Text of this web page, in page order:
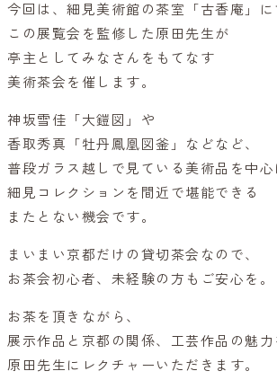
今回は、細見美術館の茶室「古香庵」に
この展覧会を監修した原田先生が
亭主としてみなさんをもてなす
美術茶会を催します。
神坂雪佳「大鎧図」や
香取秀真「牡丹鳳凰図釜」などなど、
普段ガラス越しで見ている美術品を中心
細見コレクションを間近で堪能できる
またとない機会です。
まいまい京都だけの貸切茶会なので、
お茶会初心者、未経験の方もご安心を。
お茶を頂きながら、
展示作品と京都の関係、工芸作品の魅力
原田先生にレクチャーいただきます。